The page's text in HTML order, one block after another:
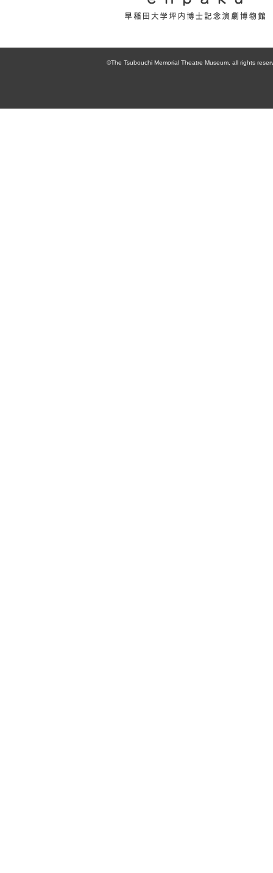
大学坪内博士記
念演劇博物館
©The Tsubouchi Memorial Theatre Museum, all rights